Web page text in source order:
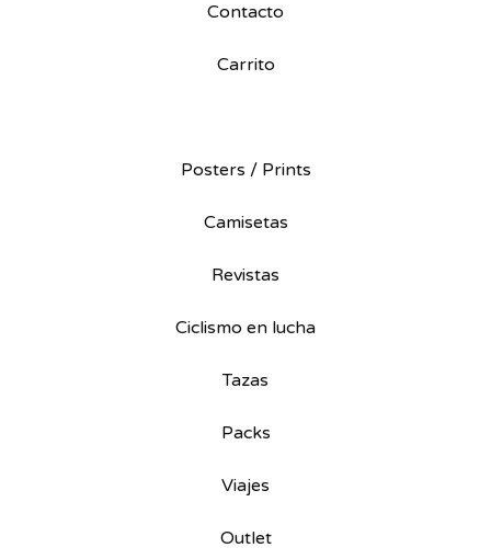
Contacto
Carrito
Posters / Prints
Camisetas
Revistas
Ciclismo en lucha
Tazas
Packs
Viajes
Outlet